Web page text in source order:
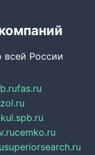
всей России
fas.ru
cemko.ru
superiorsearch.ru